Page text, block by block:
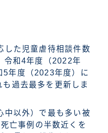
した児童虐待相談件数
令和4年度（2022年
年度（2023年度）に
も過去最多を更新しま
中以外）で最も多い被
亡事例の半数近くを